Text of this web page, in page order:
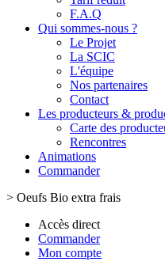
F.A.Q
Qui sommes-nous ?
Le Projet
La SCIC
L'équipe
Nos partenaires
Contact
Les producteurs &
Carte des
Rencontres
Animations
Commander
> Oeufs Bio extra frais
Accès direct
Commander
Mon compte